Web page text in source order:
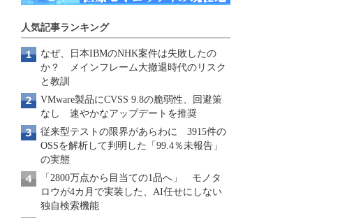
人気記事ランキング
なぜ、日本IBMのNHK案件は失敗したの
か？ メインフレーム大撤退時代のリスク
と教訓
VMware製品にCVSS 9.8の脆弱性、回避策
なし 速やかなアップデートを推奨
従来型テストの限界があらわに 3915件の
OSSを解析して判明した「99.4％未報告」
の実態
「2800万点から目当ての1品へ」 モノタ
ロウが4カ月で実装した、AI任せにしない
独自検索機能